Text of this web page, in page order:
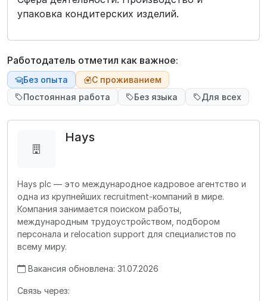
упаковка кондитерских изделий.
Работодатель отметил как важное:
Без опыта
С проживанием
Постоянная работа
Без языка Для всех
Hays
Hays plc — это международное кадровое агентство и
одна из крупнейших recruitment-компаний в мире.
Компания занимается поиском работы,
международным трудоустройством, подбором
персонала и relocation support для специалистов по
всему миру.
Вакансия обновлена: 31.07.2026
Связь через: